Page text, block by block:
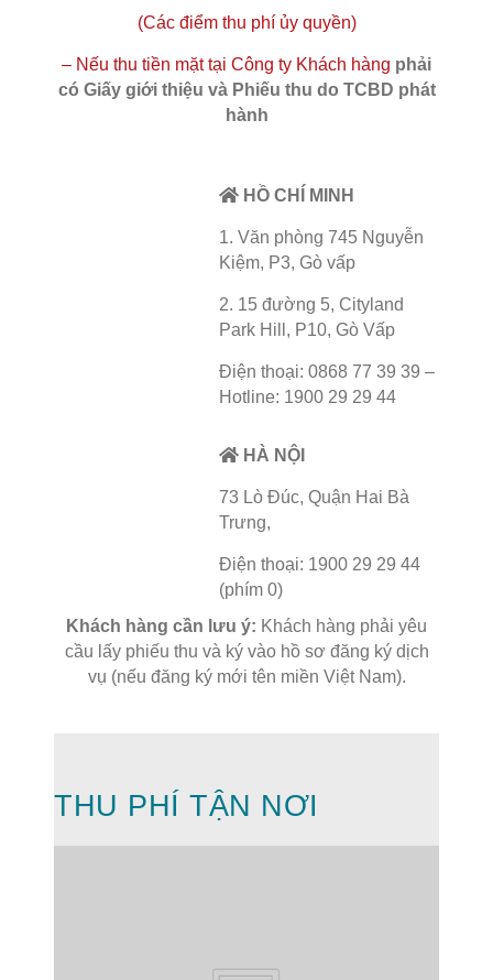
(Các điểm thu phí ủy quyền)
– Nếu thu tiền mặt tại Công ty Khách hàng phải
có Giấy giới thiệu và Phiếu thu do TCBD phát
hành
HỒ CHÍ MINH
1. Văn phòng 745 Nguyễn
Kiệm, P3, Gò vấp
2. 15 đường 5, Cityland
Park Hill, P10, Gò Vấp
Điện thoại: 0868 77 39 39 –
Hotline: 1900 29 29 44
HÀ NỘI
73 Lò Đúc, Quận Hai Bà
Trưng,
Điện thoại: 1900 29 29 44
(phím 0)
Khách hàng cần lưu ý: Khách hàng phải yêu
cầu lấy phiếu thu và ký vào hồ sơ đăng ký dịch
vụ (nếu đăng ký mới tên miền Việt Nam).
THU PHÍ TẬN NƠI